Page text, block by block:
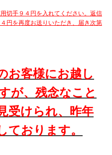
切手９４円を入れてください。返信
円を再度お送りいただき、届き次第
お客様にお越し
が、残念なこと
受けられ、昨年
ております。